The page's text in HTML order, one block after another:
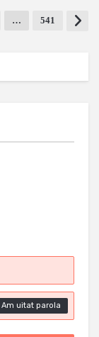
… 541
Am uitat parola